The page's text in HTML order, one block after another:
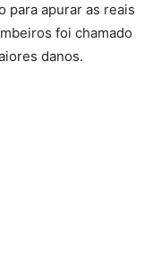
para apurar as reais
foi chamado
danos.